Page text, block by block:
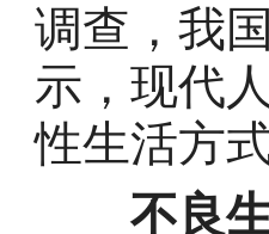
调查，我
示，现代
性生活方
不良生